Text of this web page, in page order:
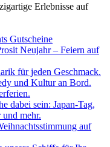
Erlebnisse auf
Gutscheine
Neujahr – Feiern auf
für jeden Geschmack.
und Kultur an Bord.
dabei sein: Japan-Tag,
mehr.
auf